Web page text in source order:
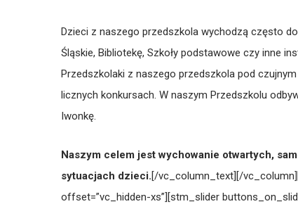
Dzieci z naszego przedszkola wychodzą często
Śląskie, Bibliotekę, Szkoły podstawowe czy inne
Przedszkolaki z naszego przedszkola pod
licznych konkursach. W naszym Przedszkolu
Iwonkę.
Naszym celem jest wychowanie otwartych,
sytuacjach dzieci.[/vc_column_text][/
offset=”vc_hidden-xs”][stm_slider